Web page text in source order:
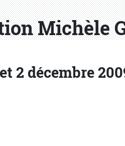
Michèle
2 décembre